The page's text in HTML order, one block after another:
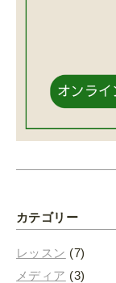
カテゴリー
レッスン (7)
メディア (3)